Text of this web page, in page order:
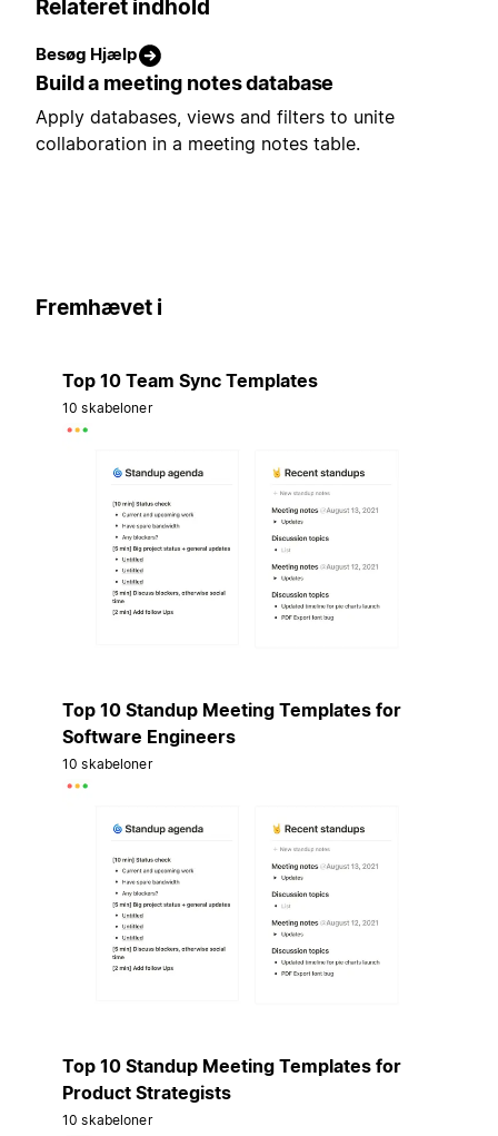
Relateret indhold
Besøg Hjælp
Build a meeting notes database
Apply databases, views and filters to unite
collaboration in a meeting notes table.
Fremhævet i
Top 10 Team Sync Templates
10 skabeloner
Top 10 Standup Meeting Templates for
Software Engineers
10 skabeloner
Top 10 Standup Meeting Templates for
Product Strategists
10 skabeloner